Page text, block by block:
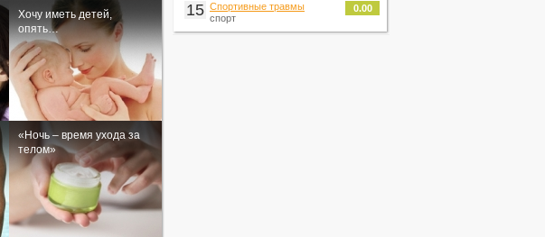
Хочу иметь детей,
опять…
«Ночь – время ухода за
телом»
15 Спортивные травмы
спорт
0.00